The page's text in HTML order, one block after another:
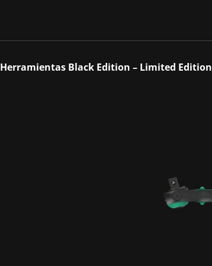
Herramientas Black Edition – Limited Edition